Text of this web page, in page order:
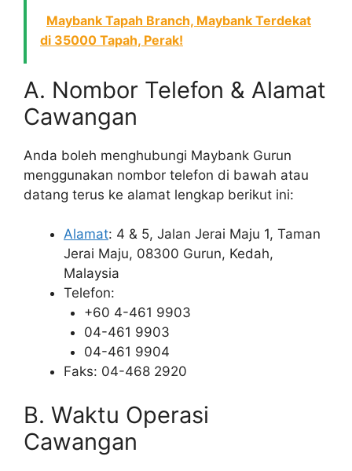
Maybank Tapah Branch, Maybank Terdekat
di 35000 Tapah, Perak!
A. Nombor Telefon & Alamat
Cawangan
Anda boleh menghubungi Maybank Gurun
menggunakan nombor telefon di bawah atau
datang terus ke alamat lengkap berikut ini:
Alamat: 4 & 5, Jalan Jerai Maju 1, Taman
Jerai Maju, 08300 Gurun, Kedah,
Malaysia
Telefon:
+60 4-461 9903
04-461 9903
04-461 9904
Faks: 04-468 2920
B. Waktu Operasi
Cawangan